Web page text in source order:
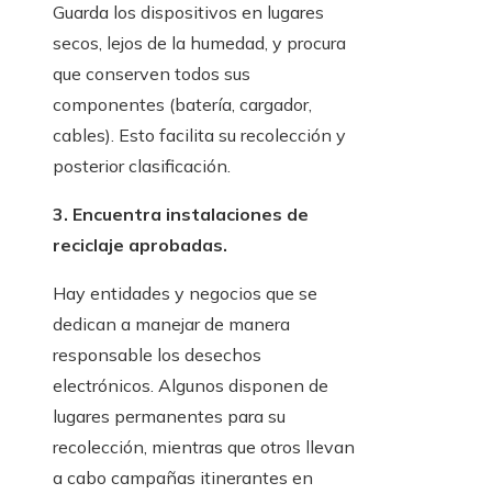
Guarda los dispositivos en lugares
secos, lejos de la humedad, y procura
que conserven todos sus
componentes (batería, cargador,
cables). Esto facilita su recolección y
posterior clasificación.
3. Encuentra instalaciones de
reciclaje aprobadas.
Hay entidades y negocios que se
dedican a manejar de manera
responsable los desechos
electrónicos. Algunos disponen de
lugares permanentes para su
recolección, mientras que otros llevan
a cabo campañas itinerantes en